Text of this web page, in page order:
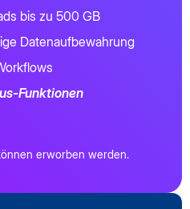
bis zu 500 GB
Datenaufbewahrung
Funktionen
erworben werden.